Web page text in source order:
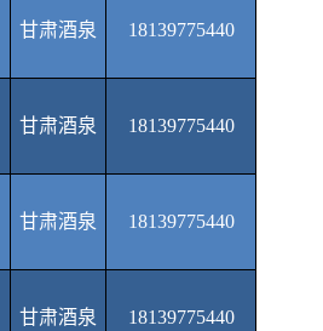
甘肃酒泉 18139775440
甘肃酒泉 18139775440
甘肃酒泉 18139775440
甘肃酒泉 18139775440